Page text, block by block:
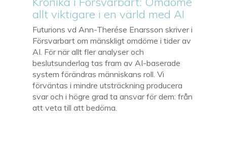
allt viktigare i en värld med AI
Futurions vd Ann-Therése Enarsson skriver i
Försvarbart om mänskligt omdöme i tider av
AI. För när allt fler analyser och
beslutsunderlag tas fram av AI-baserade
system förändras människans roll. Vi
förväntas i mindre utsträckning producera
svar och i högre grad ta ansvar för dem: från
att veta till att bedöma.